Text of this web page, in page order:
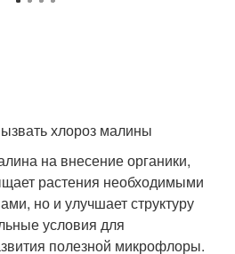
хлороз малины
на внесение органики,
растения необходимыми
но и улучшает структуру
условия для
полезной микрофлоры.